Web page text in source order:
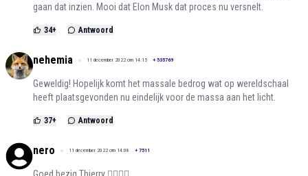
gaan dat inzien. Mooi dat Elon Musk dat proces nu versnelt.
34+ Antwoord
nehemia 11 december 2022 om 14:15 + 535769
Geweldig! Hopelijk komt het massale bedrog wat op wereldschaal
heeft plaatsgevonden nu eindelijk voor de massa aan het licht.
37+ Antwoord
nero 11 december 2022 om 14:08 + 7511